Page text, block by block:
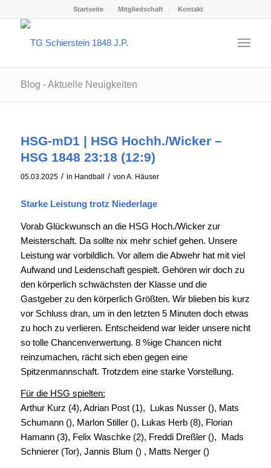
Startseite Mitgliedschaft Kontakt
Blog - Aktuelle Neuigkeiten
HSG-mD1 | HSG Hochh./Wicker –
HSG 1848 23:18 (12:9)
05.03.2025 / in Handball / von A. Häuser
Starke Leistung trotz Niederlage
Vorab Glückwunsch an die HSG Hoch./Wicker zur
Meisterschaft. Da sollte nix mehr schief gehen. Unsere
Leistung war vorbildlich. Vor allem die Abwehr hat mit viel
Aufwand und Leidenschaft gespielt. Gehören wir doch zu
den körperlich schwächsten der Klasse und die
Gastgeber zu den körperlich Größten. Wir blieben bis kurz
vor Schluss dran, um in den letzten 5 Minuten doch etwas
zu hoch zu verlieren. Entscheidend war leider unsere nicht
so tolle Chancenverwertung. 8 %ige Chancen nicht
reinzumachen, rächt sich eben gegen eine
Spitzenmannschaft. Trotzdem eine starke Vorstellung.
Für die HSG spielten:
Arthur Kurz (4), Adrian Post (1), Lukas Nusser (), Mats
Schumann (), Marlon Stiller (), Lukas Herb (8), Florian
Hamann (3), Felix Waschke (2), Freddi Dreßler (), Mads
Schnierer (Tor), Jannis Blum () , Matts Nerger ()